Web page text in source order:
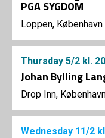
PGA SYGDOM
Loppen, København
Thursday 5/2 kl.
Johan Bylling
Drop Inn,
Wednesday 11/2